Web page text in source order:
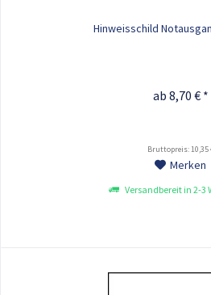
Hinweisschild
ab 8,70 € *
Bruttopreis: 10,35
Merken
Versandbereit in 2-3